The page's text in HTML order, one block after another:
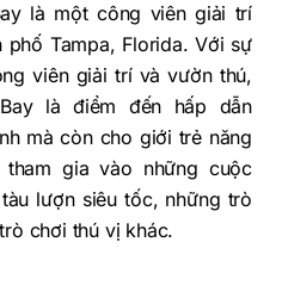
là một công viên giải trí
Tampa, Florida. Với sự
viên giải trí và vườn thú,
Bay là điểm đến hấp dẫn
mà còn cho giới trẻ năng
gia vào những cuộc
lượn siêu tốc, những trò
chơi thú vị khác.